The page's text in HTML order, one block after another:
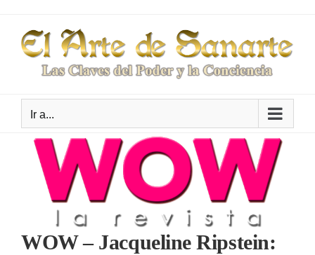
contenido
Ir a...
WOW – Jacqueline Ripstein: